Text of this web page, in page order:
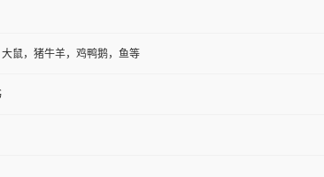
鼠，猪牛羊，鸡鸭鹅，鱼等